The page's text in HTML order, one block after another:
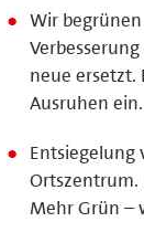
Wir
neue ersetzt.
Ausruhen ein.
Entsiegelung
Ortszentrum.
Mehr Grün –